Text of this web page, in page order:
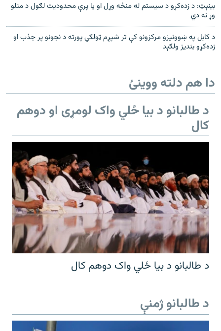
بینېټ: د زده‌کړو د سیستم له منځه وړل او یا پرې محدودیت لګول د منلو
وړ نه دي
د کابل په ښوونیزو مرکزونو کې تر شپږم ټولګي پورته د نجونو پر جذب او
زده‌کړو بندیز ولګېد
دا هم دلته ووینئ
د طالبانو د بیا ځلي واک لومړی او دوهم
کال
د طالبانو د بیا ځلي واک دوهم کال
د طالبانو ژمنې